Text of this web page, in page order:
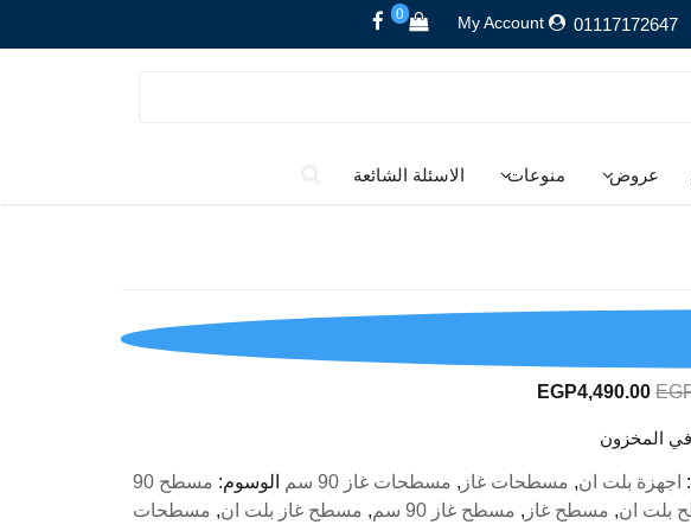
01117172647
My Account
0
عروض منوعات الاسئلة الشائعة
السعر
هو:
EGP4,560.00.
EGP4,490.00
السعر
EGP4,490.00.
المخزون
اجهزة بلت ان, مسطحات غاز , مسطحات غاز 90 سم الوسوم:
مسطح 90
بلت ان, مسطح غاز , مسطح غاز 90 سم , مسطح غاز بلت ان, مسطحات